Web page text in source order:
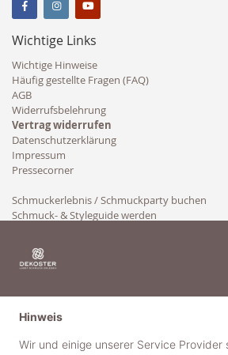
Wichtige Links
Wichtige Hinweise
Häufig gestellte Fragen (FAQ)
AGB
Widerrufsbelehrung
Vertrag widerrufen
Datenschutzerklärung
Impressum
Pressecorner
Schmuckerlebnis / Schmuckparty buchen
Schmuck- & Styleguide werden
Hinweis
Wir und einige unserer Service Provider